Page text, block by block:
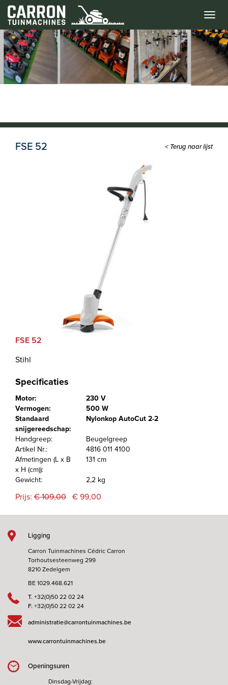
Menu
FSE 52 < Terug naar lijst
FSE 52
Stihl
Specificaties
Motor:
230 V
Vermogen:
500 W
Standaard
snijgereedschap:
Nylonkop AutoCut 2-2
Handgreep:
Beugelgreep
Artikel Nr.:
4816 011 4100
Afmetingen (L x B
x H (cm)):
131 cm
Gewicht: 2,2 kg
Prijs: € 109,00 € 99,00
Ligging
Carron Tuinmachines Cédric Carron
Torhoutsesteenweg 299
8210 Zedelgem
BE 1029.468.621
T. +32(0)50 22 02 24
F. +32(0)50 22 02 24
administratie@carrontuinmachines.be
www.carrontuinmachines.be
Openingsuren
Dinsdag-Vrijdag: